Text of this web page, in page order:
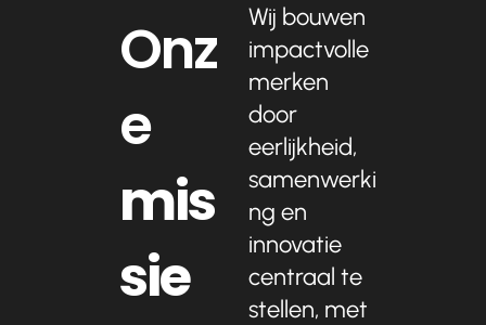
Onz
e
mis
sie
Wij bouwen
impactvolle
merken
door
eerlijkheid,
samenwerki
ng en
innovatie
centraal te
stellen, met